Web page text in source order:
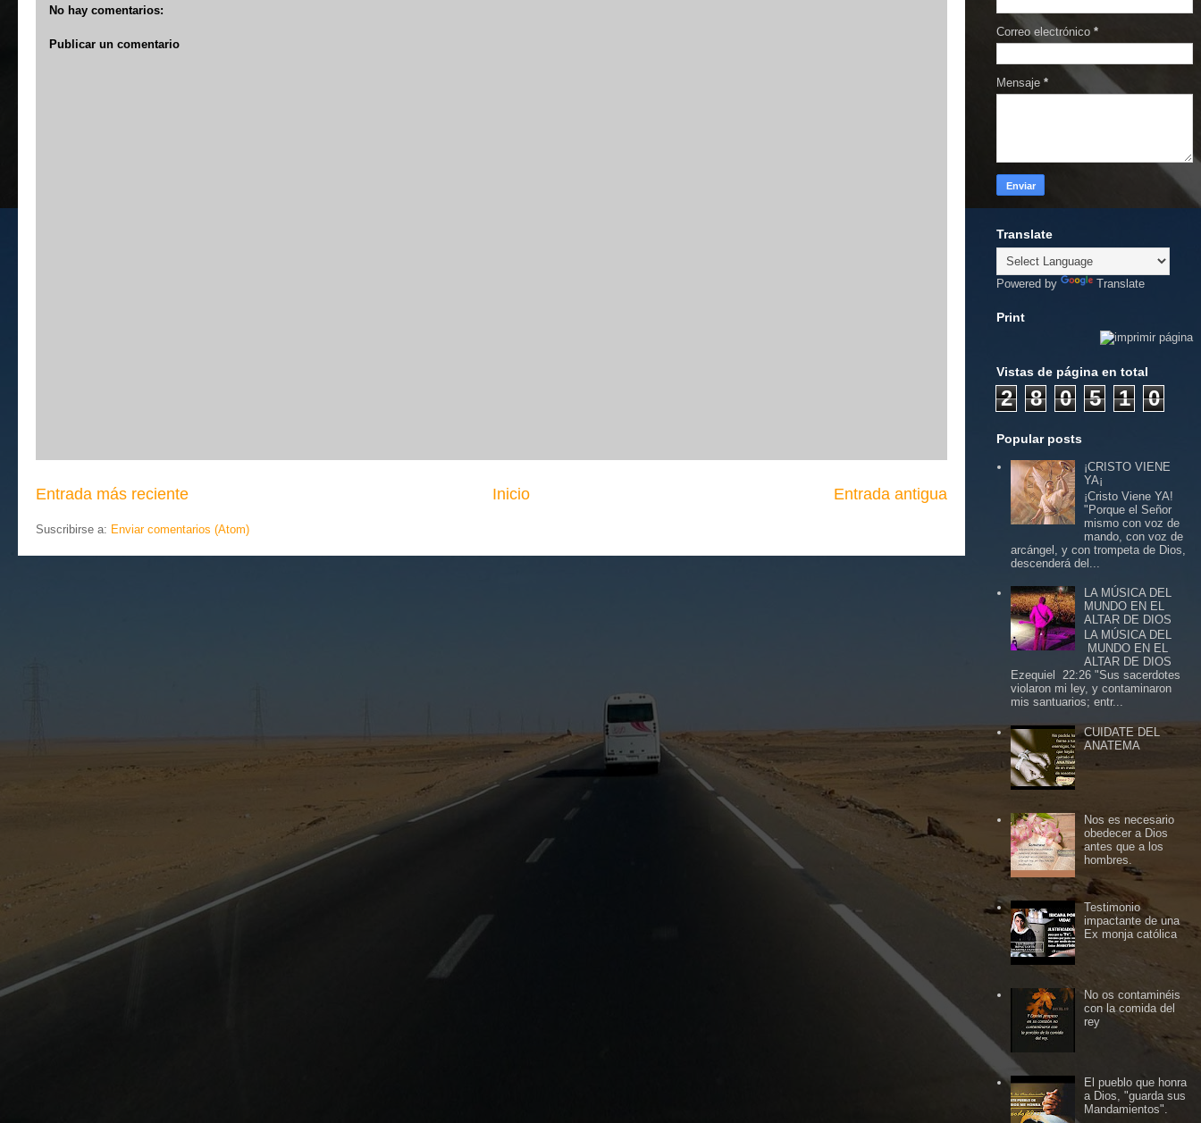
No hay comentarios:
Publicar un comentario
Entrada más reciente Entrada antigua
Inicio
Suscribirse a: Enviar comentarios (Atom)
Correo electrónico *
Mensaje *
Translate
Powered by Translate
Print
Vistas de página en total
2 8 0 5 1 0
Popular posts
¡CRISTO VIENE
YA¡
¡Cristo Viene YA!
"Porque el Señor
mismo con voz de
mando, con voz de
arcángel, y con trompeta de Dios,
descenderá del...
LA MÚSICA DEL
MUNDO EN EL
ALTAR DE DIOS
LA MÚSICA DEL
MUNDO EN EL
ALTAR DE DIOS
Ezequiel 22:26 "Sus sacerdotes
violaron mi ley, y contaminaron
mis santuarios; entr...
CUIDATE DEL
ANATEMA
Nos es necesario
obedecer a Dios
antes que a los
hombres.
Testimonio
impactante de una
Ex monja católica
No os contaminéis
con la comida del
rey
El pueblo que honra
a Dios, "guarda sus
Mandamientos".